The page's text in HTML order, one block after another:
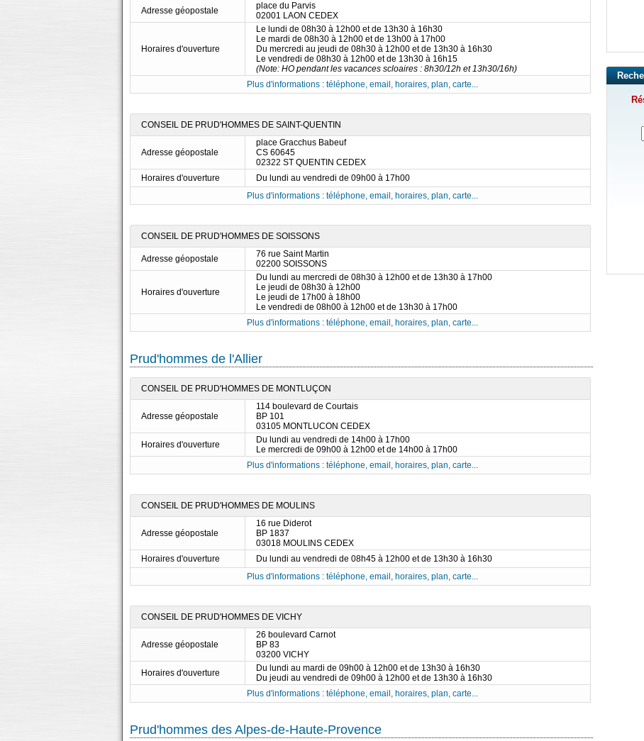
Adresse géopostale
place du Parvis
02001 LAON CEDEX
Horaires d'ouverture
Le lundi de 08h30 à 12h00 et de 13h30 à 16h30
Le mardi de 08h30 à 12h00 et de 13h00 à 17h00
Du mercredi au jeudi de 08h30 à 12h00 et de 13h30 à 16h30
Le vendredi de 08h30 à 12h00 et de 13h30 à 16h15
(Note: HO pendant les vacances scloaires : 8h30/12h et 13h30/16h)
Plus d'informations : téléphone, email, horaires, plan, carte...
CONSEIL DE PRUD'HOMMES DE SAINT-QUENTIN
Adresse géopostale
place Gracchus Babeuf
CS 60645
02322 ST QUENTIN CEDEX
Horaires d'ouverture
Du lundi au vendredi de 09h00 à 17h00
Plus d'informations : téléphone, email, horaires, plan, carte...
CONSEIL DE PRUD'HOMMES DE SOISSONS
Adresse géopostale
76 rue Saint Martin
02200 SOISSONS
Horaires d'ouverture
Du lundi au mercredi de 08h30 à 12h00 et de 13h30 à 17h00
Le jeudi de 08h30 à 12h00
Le jeudi de 17h00 à 18h00
Le vendredi de 08h00 à 12h00 et de 13h30 à 17h00
Plus d'informations : téléphone, email, horaires, plan, carte...
Prud'hommes de l'Allier
CONSEIL DE PRUD'HOMMES DE MONTLUÇON
Adresse géopostale
114 boulevard de Courtais
BP 101
03105 MONTLUCON CEDEX
Horaires d'ouverture
Du lundi au vendredi de 14h00 à 17h00
Le mercredi de 09h00 à 12h00 et de 14h00 à 17h00
Plus d'informations : téléphone, email, horaires, plan, carte...
CONSEIL DE PRUD'HOMMES DE MOULINS
Adresse géopostale
16 rue Diderot
BP 1837
03018 MOULINS CEDEX
Horaires d'ouverture
Du lundi au vendredi de 08h45 à 12h00 et de 13h30 à 16h30
Plus d'informations : téléphone, email, horaires, plan, carte...
CONSEIL DE PRUD'HOMMES DE VICHY
Adresse géopostale
26 boulevard Carnot
BP 83
03200 VICHY
Horaires d'ouverture
Du lundi au mardi de 09h00 à 12h00 et de 13h30 à 16h30
Du jeudi au vendredi de 09h00 à 12h00 et de 13h30 à 16h30
Plus d'informations : téléphone, email, horaires, plan, carte...
Prud'hommes des Alpes-de-Haute-Provence